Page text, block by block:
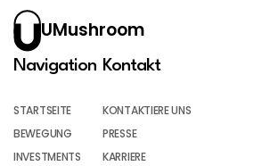
UMushroom
Navigation
STARTSEITE
BEWEGUNG
INVESTMENTS
Kontakt
KONTAKTIERE UNS
PRESSE
KARRIERE